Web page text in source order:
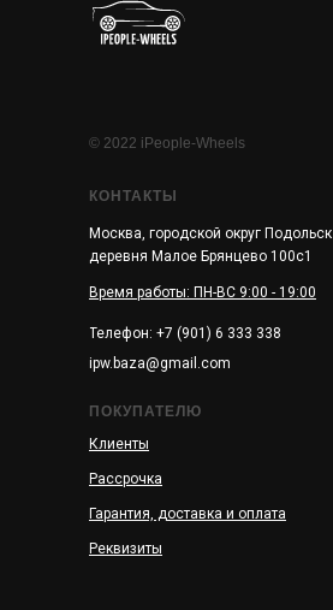
КОНТАКТЫ
Москва, городской округ Подольск
деревня Малое Брянцево 100с1
ipw.baza@gmail.com
Гарантия, доставка и оплата
Рассрочка
Клиенты
Реквизиты
ПОКУПАТЕЛЮ
© 2022 iPeople-Wheels
Телефон: +7 (901) 6 333 338
Время работы: ПН-ВС 9:00 - 19:00